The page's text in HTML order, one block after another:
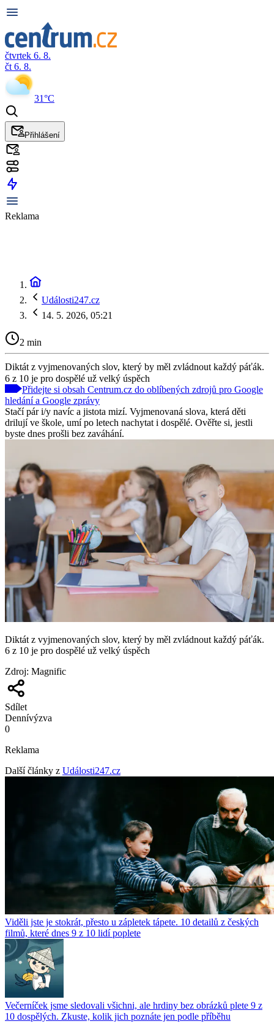
čtvrtek 6. 8.
čt 6. 8.
31°C
Přihlášení
Reklama
Události247.cz
14. 5. 2026, 05:21
2 min
Diktát z vyjmenovaných slov, který by měl zvládnout každý páťák.
6 z 10 je pro dospělé už velký úspěch
Přidejte si obsah Centrum.cz do oblíbených zdrojů pro Google
hledání a Google zprávy
Stačí pár i/y navíc a jistota mizí. Vyjmenovaná slova, která děti
drilují ve škole, umí po letech nachytat i dospělé. Ověřte si, jestli
byste dnes prošli bez zaváhání.
Diktát z vyjmenovaných slov, který by měl zvládnout každý páťák.
6 z 10 je pro dospělé už velký úspěch
Zdroj: Magnific
Sdílet
Dennívýzva
0
Reklama
Další články z Události247.cz
Viděli jste je stokrát, přesto u zápletek tápete. 10 detailů z českých
filmů, které dnes 9 z 10 lidí poplete
Večerníček jsme sledovali všichni, ale hrdiny bez obrázků plete 9 z
10 dospělých. Zkuste, kolik jich poznáte jen podle příběhu